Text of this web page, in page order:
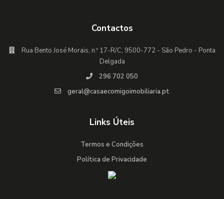
Contactos
Rua Bento José Morais, n.º 17-R/C, 9500-772 - São Pedro - Ponta
Delgada
296 702 050
geral@casaecomigoimobiliaria.pt
Links Úteis
Termos e Condições
Política de Privacidade